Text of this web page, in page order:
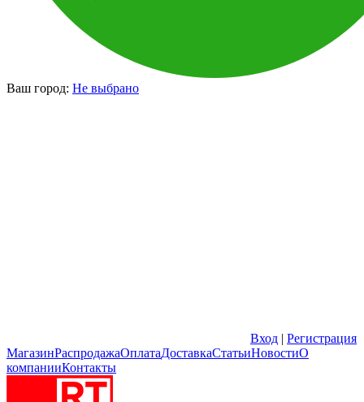
Ваш город: Не выбрано
Вход | Регистрация
МагазинРаспродажаОплатаДоставкаСтатьиНовостиО
компанииКонтакты